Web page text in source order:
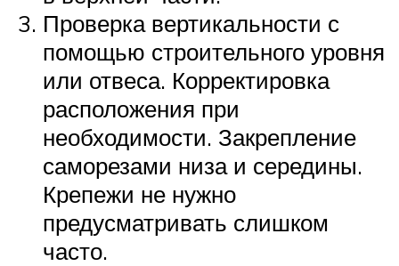
Проверка вертикальности с
помощью строительного уровня
или отвеса. Корректировка
расположения при
необходимости. Закрепление
саморезами низа и середины.
Крепежи не нужно
предусматривать слишком
часто.